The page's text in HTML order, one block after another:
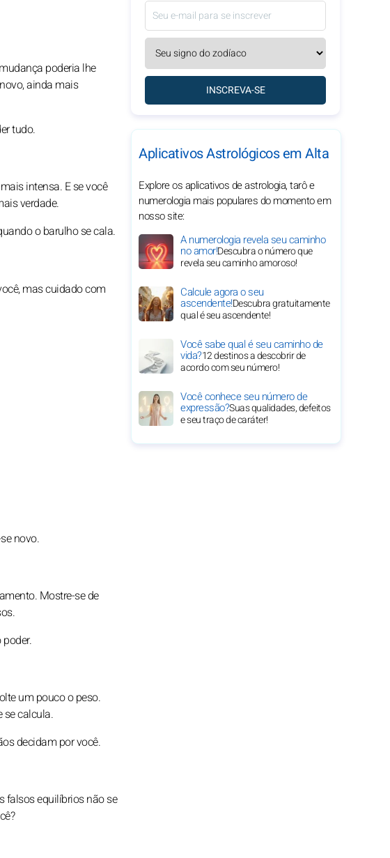
poderia lhe
ainda mais
tudo.
intensa. E se você
verdade.
o barulho se cala.
mas cuidado com
novo.
Mostre-se de
um pouco o peso.
se calcula.
decidam por você.
falsos equilíbrios não se
INSCREVA-SE
Aplicativos Astrológicos em Alta
Explore os aplicativos de astrologia, tarô e
numerologia mais populares do momento em
nosso site:
A numerologia revela seu caminho
no amor!Descubra o número que
revela seu caminho amoroso!
Calcule agora o seu
ascendente!Descubra gratuitamente
qual é seu ascendente!
Você sabe qual é seu caminho de
vida?12 destinos a descobrir de
acordo com seu número!
Você conhece seu número de
expressão?Suas qualidades, defeitos
e seu traço de caráter!